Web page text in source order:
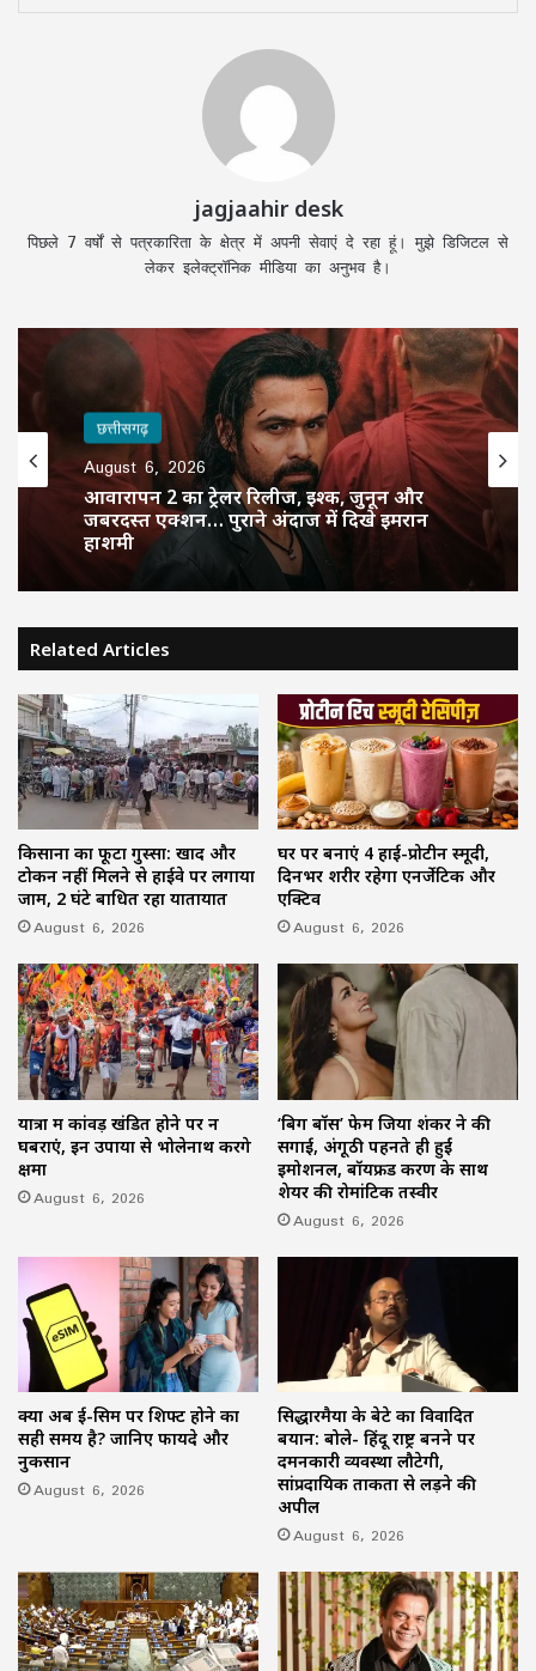
jagjaahir desk
पिछले 7 वर्षों से पत्रकारिता के क्षेत्र में अपनी सेवाएं दे रहा हूं। मुझे डिजिटल से
लेकर इलेक्ट्रॉनिक मीडिया का अनुभव है।
छत्तीसगढ़
August 6, 2026
आवारापन 2 का ट्रेलर रिलीज, इश्क, जुनून और
जबरदस्त एक्शन… पुराने अंदाज में दिखे इमरान
हाशमी
Related Articles
किसानों का फूटा गुस्सा: खाद और
टोकन नहीं मिलने से हाईवे पर लगाया
जाम, 2 घंटे बाधित रहा यातायात
August 6, 2026
घर पर बनाएं 4 हाई-प्रोटीन स्मूदी,
दिनभर शरीर रहेगा एनर्जेटिक और
एक्टिव
August 6, 2026
यात्रा में कांवड़ खंडित होने पर न
घबराएं, इन उपायों से भोलेनाथ करेंगे
क्षमा
August 6, 2026
‘बिग बॉस’ फेम जिया शंकर ने की
सगाई, अंगूठी पहनते ही हुईं
इमोशनल, बॉयफ्रेंड करण के साथ
शेयर की रोमांटिक तस्वीरें
August 6, 2026
क्या अब ई-सिम पर शिफ्ट होने का
सही समय है? जानिए फायदे और
नुकसान
August 6, 2026
सिद्धारमैया के बेटे का विवादित
बयान: बोले- हिंदू राष्ट्र बनने पर
दमनकारी व्यवस्था लौटेगी,
सांप्रदायिक ताकतों से लड़ने की
अपील
August 6, 2026